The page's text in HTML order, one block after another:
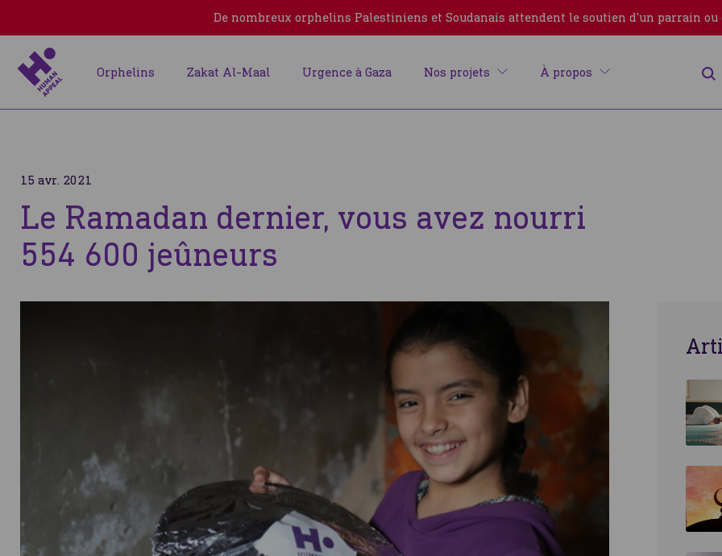
De nombreux orphelins Palestiniens et Soudanais attendent le soutien d'un parrain
Orphelins Zakat Al-Maal Urgence à Gaza Nos projets À propos
15 avr. 2021
Le Ramadan dernier, vous avez nourri
554 600 jeûneurs